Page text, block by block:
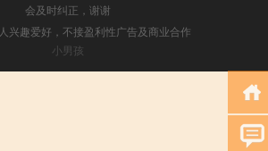
会及时纠正，谢谢
兴趣爱好，不接盈利性广告及商业合作
小男孩